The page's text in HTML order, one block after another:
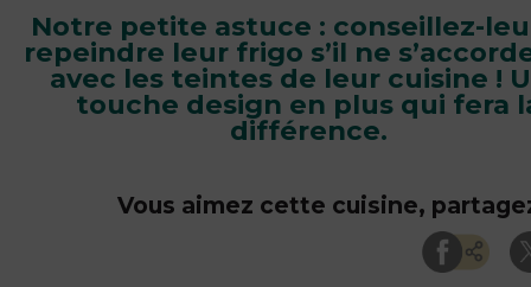
Notre petite astuce : conseillez-
repeindre leur frigo s’il ne
avec les teintes de leur cuisine !
touche design en plus qui fera
différence.
Vous aimez cette cuisine,